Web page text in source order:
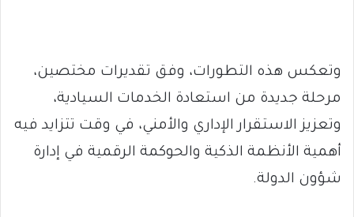
وتعكس هذه التطورات، وفق تقديرات مختصين،
مرحلة جديدة من استعادة الخدمات السيادية،
وتعزيز الاستقرار الإداري والأمني، في وقت تتزايد فيه
أهمية الأنظمة الذكية والحوكمة الرقمية في إدارة
شؤون الدولة.